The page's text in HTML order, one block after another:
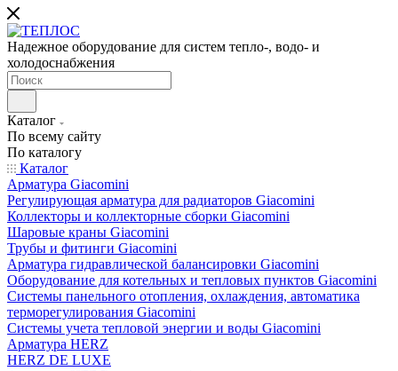
Надежное оборудование для систем тепло-, водо- и
холодоснабжения
Каталог
По всему сайту
По каталогу
Каталог
Арматура Giacomini
Регулирующая арматура для радиаторов Giacomini
Коллекторы и коллекторные сборки Giacomini
Шаровые краны Giacomini
Трубы и фитинги Giacomini
Арматура гидравлической балансировки Giacomini
Оборудование для котельных и тепловых пунктов Giacomini
Системы панельного отопления, охлаждения, автоматика
терморегулирования Giacomini
Системы учета тепловой энергии и воды Giacomini
Арматура HERZ
HERZ DE LUXE